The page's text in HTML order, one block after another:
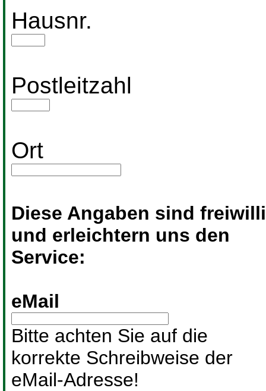
Hausnr.
Postleitzahl
Ort
Diese Angaben sind
und erleichtern uns den
Service:
eMail
Bitte achten Sie auf die
korrekte Schreibweise der
eMail-Adresse!